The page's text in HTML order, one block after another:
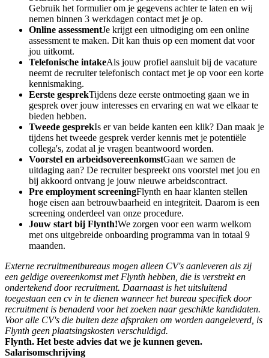
Gebruik het formulier om je gegevens achter te laten en wij
nemen binnen 3 werkdagen contact met je op.
Online assessmentJe krijgt een uitnodiging om een online
assessment te maken. Dit kan thuis op een moment dat voor
jou uitkomt.
Telefonische intakeAls jouw profiel aansluit bij de vacature
neemt de recruiter telefonisch contact met je op voor een korte
kennismaking.
Eerste gesprekTijdens deze eerste ontmoeting gaan we in
gesprek over jouw interesses en ervaring en wat we elkaar te
bieden hebben.
Tweede gesprekIs er van beide kanten een klik? Dan maak je
tijdens het tweede gesprek verder kennis met je potentiële
collega's, zodat al je vragen beantwoord worden.
Voorstel en arbeidsovereenkomstGaan we samen de
uitdaging aan? De recruiter bespreekt ons voorstel met jou en
bij akkoord ontvang je jouw nieuwe arbeidscontract.
Pre employment screeningFlynth en haar klanten stellen
hoge eisen aan betrouwbaarheid en integriteit. Daarom is een
screening onderdeel van onze procedure.
Jouw start bij Flynth!We zorgen voor een warm welkom
met ons uitgebreide onboarding programma van in totaal 9
maanden.
Externe recruitmentbureaus mogen alleen CV's aanleveren als zij
een geldige overeenkomst met Flynth hebben, die is verstrekt en
ondertekend door recruitment. Daarnaast is het uitsluitend
toegestaan een cv in te dienen wanneer het bureau specifiek door
recruitment is benaderd voor het zoeken naar geschikte kandidaten.
Voor alle CV's die buiten deze afspraken om worden aangeleverd, is
Flynth geen plaatsingskosten verschuldigd.
Flynth. Het beste advies dat we je kunnen geven.
Salarisomschrijving